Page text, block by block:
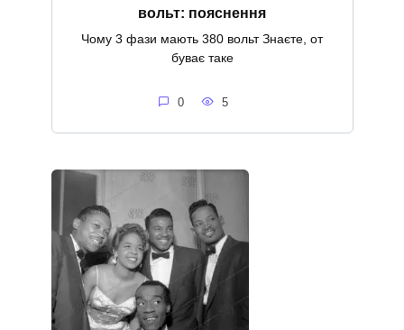
вольт: пояснення
Чому 3 фази мають 380 вольт Знаєте, от
буває таке
0 5